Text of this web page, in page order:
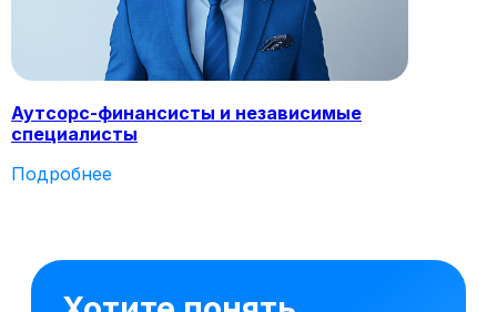
Аутсорс-финансисты и независимые
специалисты
Подробнее